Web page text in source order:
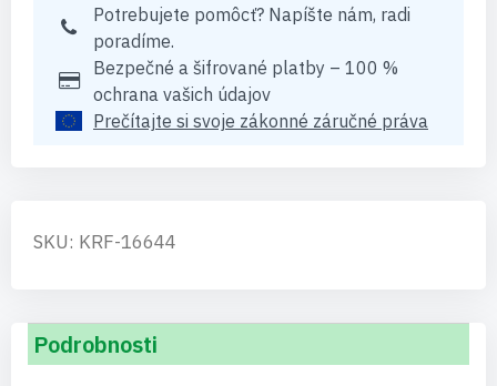
Potrebujete pomôcť? Napíšte nám, radi
poradíme.
Bezpečné a šifrované platby – 100 %
ochrana vašich údajov
Prečítajte si svoje zákonné záručné práva
SKU: KRF-16644
Podrobnosti